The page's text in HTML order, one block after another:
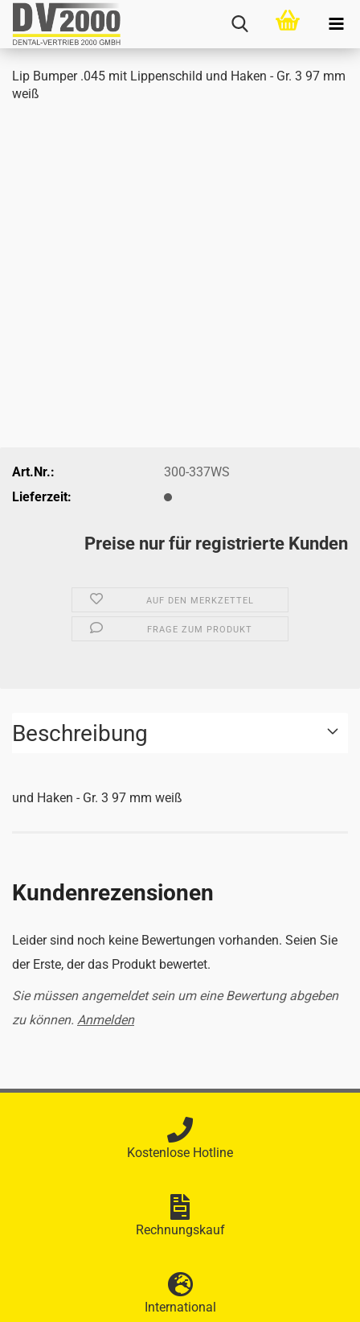
Lip Bum­per .045 mit Lip­pen­schild und Haken - Gr. 3 97 mm
weiß
Art.Nr.:
300-337WS
Lieferzeit:
Preise nur für registrierte Kunden
AUF DEN MERKZETTEL
FRAGE ZUM PRODUKT
Beschreibung
und Haken - Gr. 3 97 mm weiß
Kundenrezensionen
Leider sind noch keine Bewertungen vorhanden. Seien Sie
der Erste, der das Produkt bewertet.
Sie müssen angemeldet sein um eine Bewertung abgeben
zu können. Anmelden
Kostenlose Hotline
Rechnungskauf
International